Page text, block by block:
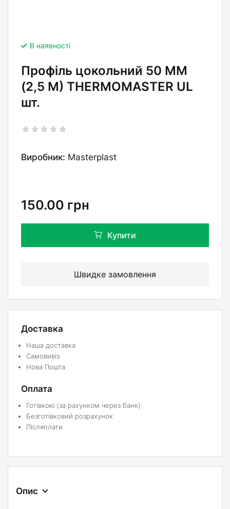
В наявності
Профіль цокольний 50 ММ
(2,5 М) THERMOMASTER UL
шт.
Виробник: Masterplast
150.00 грн
Купити
Швидке замовлення
Доставка
Наша доставка
Самовивіз
Нова Пошта
Оплата
Готівкою (за рахунком через банк)
Безготівковий розрахунок
Післяплати
Опис